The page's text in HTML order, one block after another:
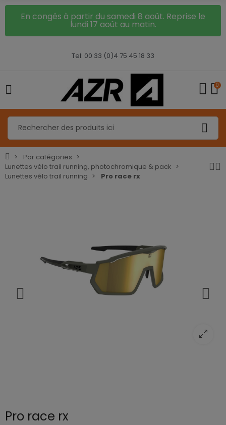
En congés à partir du samedi 8 août. Reprise le
lundi 17 août au matin.
Tel: 00 33 (0)4 75 45 18 33
0
Par catégories
Lunettes vélo trail running, photochromique & pack
Lunettes vélo trail running
Pro race rx
Pro race rx